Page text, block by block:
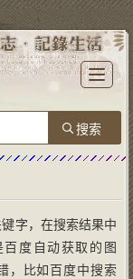
T
o
l
e
n
i
n
字，在搜索结果中
度自动获取的图
，比如百度中搜索